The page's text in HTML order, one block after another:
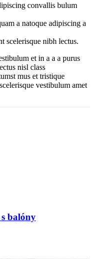
convallis bulum
a natoque adipiscing a
scelerisque nibh lectus.
et in a a a purus
nisl class
mus et tristique
vestibulum amet
balóny